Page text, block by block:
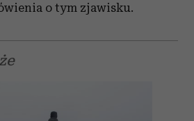
o tym zjawisku.